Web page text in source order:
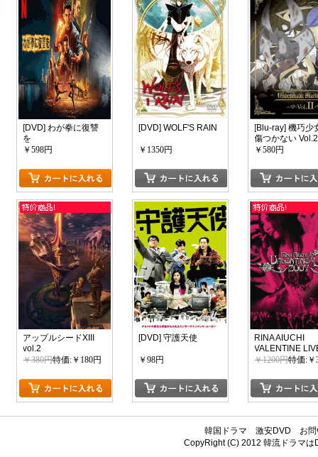
[DVD] わが拳に復讐
を
￥598円
[DVD] WOLF'S RAIN
￥1350円
[Blu-ray] 機巧少
傷つかない Vol.2
￥580円
アップルシードXIII
vol.2
￥380円特価:￥180円
[DVD] 守護天使
￥98円
RINA AIUCHI
VALENTINE
2007
￥1200円特価:￥
韓国ドラマ 激安DVD
お
CopyRight (C) 2012韓流ドラマは